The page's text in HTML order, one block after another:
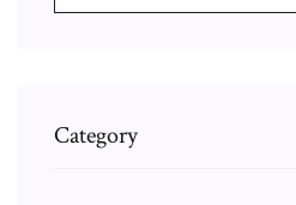
Category